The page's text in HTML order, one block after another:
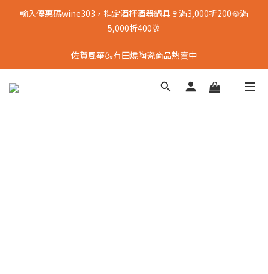
輸入優惠碼wine303，指定酒杯酒器鍋具🍷滿3,000折200🥘滿
5,000折400🥂
佐賀風華🍶有田燒陶瓷商品熱賣中